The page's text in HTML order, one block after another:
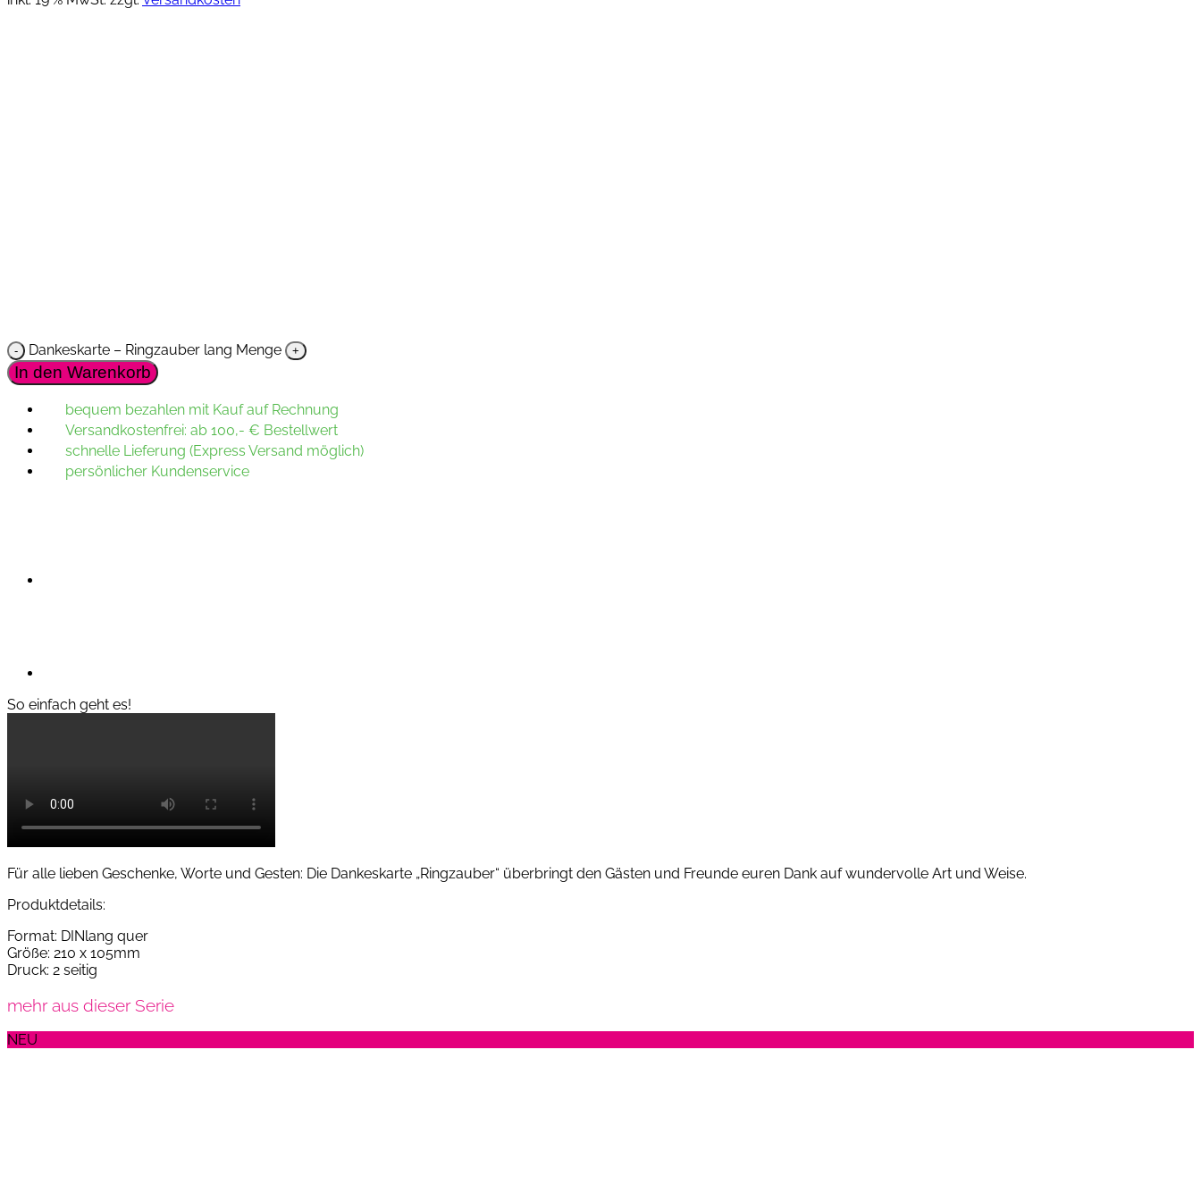
Dankeskarte – Ringzauber lang Menge
In den Warenkorb
bequem bezahlen mit Kauf auf Rechnung
Versandkostenfrei: ab 100,- € Bestellwert
schnelle Lieferung (Express Versand möglich)
persönlicher Kundenservice
So einfach geht es!
Für alle lieben Geschenke, Worte und Gesten: Die Dankeskarte „Ringzauber“ überbringt den Gästen und Freunde euren Dank auf wundervolle Art und Weise.
Produktdetails:
Format: DINlang quer
Größe: 210 x 105mm
Druck: 2 seitig
mehr aus dieser Serie
NEU